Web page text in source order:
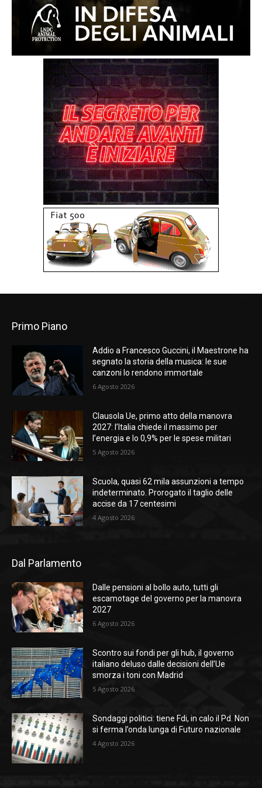
Primo Piano
Addio a Francesco Guccini, il Maestrone ha
segnato la storia della musica: le sue
canzoni lo rendono immortale
6 Agosto 2026
Clausola Ue, primo atto della manovra
2027: l’Italia chiede il massimo per
l’energia e lo 0,9% per le spese militari
5 Agosto 2026
Scuola, quasi 62 mila assunzioni a tempo
indeterminato. Prorogato il taglio delle
accise da 17 centesimi
4 Agosto 2026
Dal Parlamento
Dalle pensioni al bollo auto, tutti gli
escamotage del governo per la manovra
2027
6 Agosto 2026
Scontro sui fondi per gli hub, il governo
italiano deluso dalle decisioni dell’Ue
smorza i toni con Madrid
5 Agosto 2026
Sondaggi politici: tiene Fdi, in calo il Pd. Non
si ferma l’onda lunga di Futuro nazionale
4 Agosto 2026